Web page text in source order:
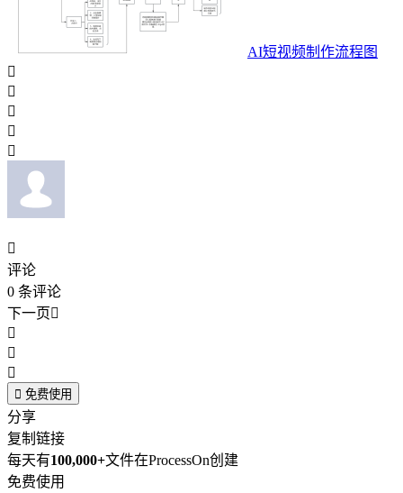
AI短视频制作流程图






评论
0 条评论
下一页



 免费使用
分享
复制链接
每天有100,000+文件在ProcessOn创建
免费使用